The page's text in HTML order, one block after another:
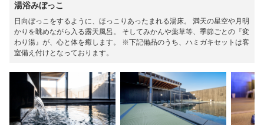
湯浴みぼっこ
日向ぼっこをするように、ほっこりあったまれる湯床。 満天の星空や月明
かりを眺めながら入る露天風呂。 そしてみかんや薬草等、季節ごとの『変
わり湯』が、心と体を癒します。 ※下記備品のうち、ハミガキセットは客
室備え付けとなっております。